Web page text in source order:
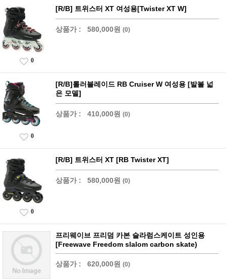
[R/B] 트위스터 XT 여성용[Twister XT W]
상품가 : 580,000원 (0)
0
[R/B]롤러블레이드 RB Cruiser W 여성용 [발볼 넓
은 모델]
상품가 : 410,000원 (0)
0
[R/B] 트위스터 XT [RB Twister XT]
상품가 : 580,000원 (0)
0
프리웨이브 프리덤 카본 슬라럼스케이트 성인용
[Freewave Freedom slalom carbon skate)
상품가 : 620,000원 (0)